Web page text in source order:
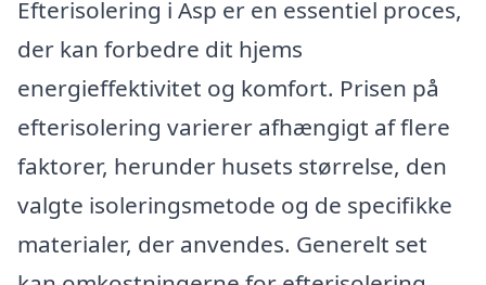
Efterisolering i Asp er en essentiel proces,
der kan forbedre dit hjems
energieffektivitet og komfort. Prisen på
efterisolering varierer afhængigt af flere
faktorer, herunder husets størrelse, den
valgte isoleringsmetode og de specifikke
materialer, der anvendes. Generelt set